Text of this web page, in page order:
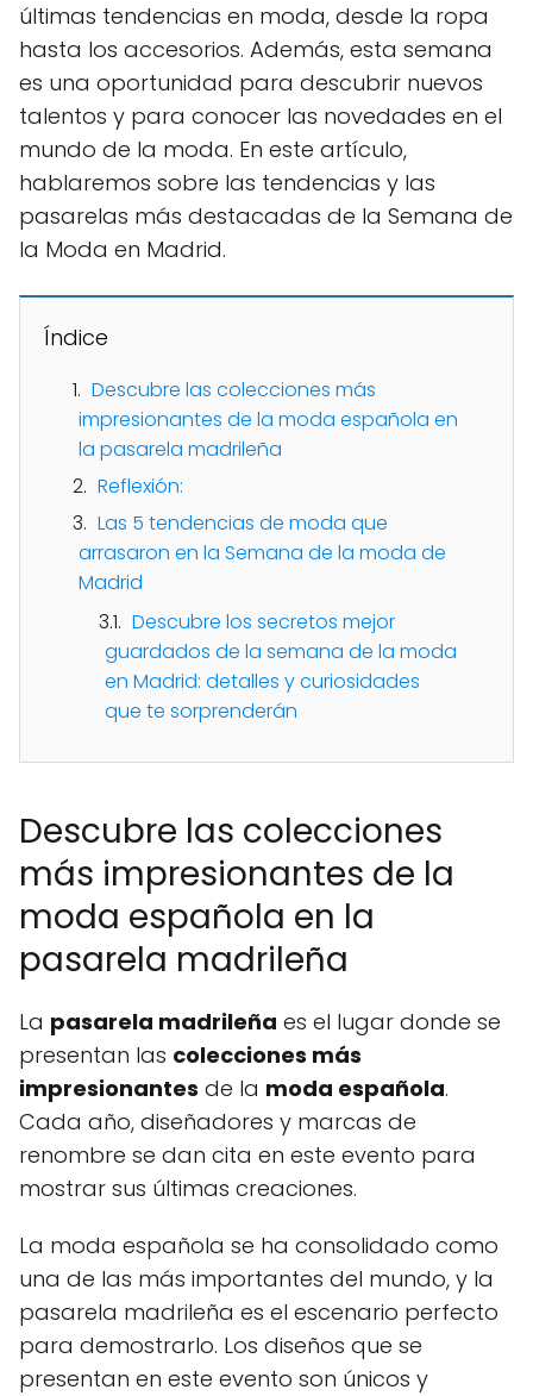
últimas tendencias en moda, desde la ropa
hasta los accesorios. Además, esta semana
es una oportunidad para descubrir nuevos
talentos y para conocer las novedades en el
mundo de la moda. En este artículo,
hablaremos sobre las tendencias y las
pasarelas más destacadas de la Semana de
la Moda en Madrid.
Índice
Descubre las colecciones más
impresionantes de la moda española en
la pasarela madrileña
Reflexión:
Las 5 tendencias de moda que
arrasaron en la Semana de la moda de
Madrid
Descubre los secretos mejor
guardados de la semana de la moda
en Madrid: detalles y curiosidades
que te sorprenderán
Descubre las colecciones
más impresionantes de la
moda española en la
pasarela madrileña
La pasarela madrileña es el lugar donde se
presentan las colecciones más
impresionantes de la moda española.
Cada año, diseñadores y marcas de
renombre se dan cita en este evento para
mostrar sus últimas creaciones.
La moda española se ha consolidado como
una de las más importantes del mundo, y la
pasarela madrileña es el escenario perfecto
para demostrarlo. Los diseños que se
presentan en este evento son únicos y